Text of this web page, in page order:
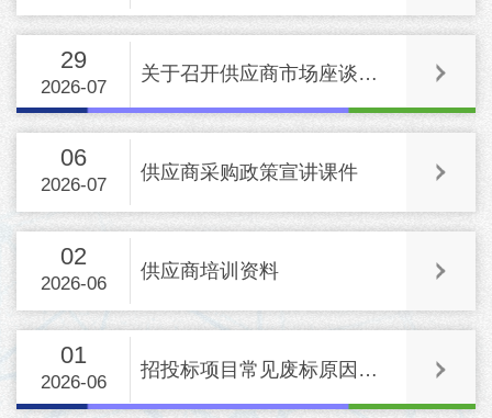
29
2026-07
关于召开供应商市场座谈会的通知
06
2026-07
供应商采购政策宣讲课件
02
2026-06
供应商培训资料
01
2026-06
招投标项目常见废标原因汇总（仅供参考）